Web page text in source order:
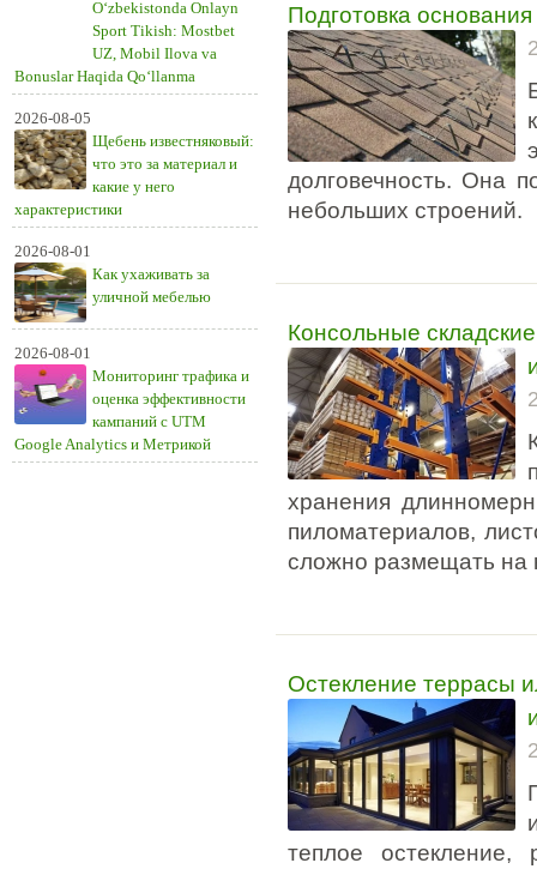
O‘zbekistonda Onlayn
Sport Tikish: Mostbet
UZ, Mobil Ilova va
Bonuslar Haqida Qo‘llanma
2026-08-05
Щебень известняковый:
что это за материал и
какие у него
характеристики
2026-08-01
Как ухаживать за
уличной мебелью
2026-08-01
Мониторинг трафика и
оценка эффективности
кампаний с UTM
Google Analytics и Метрикой
Подготовка
долговечность. Она
небольших строений.
Консольные
хранения
пиломатериалов,
сложно размещать на
Остекление террасы
теплое